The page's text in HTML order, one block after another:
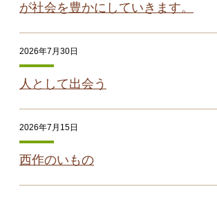
が社会を豊かにしていきます。
2026年7月30日
人として出会う
2026年7月15日
西作のいもの